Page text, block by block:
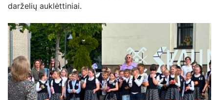
darželių auklėttiniai.